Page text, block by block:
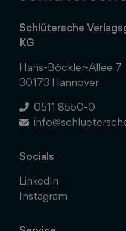
Schlütersche
KG
Hans-Böckler-Allee 7
30173 Hannover
0511 8550-0
Socials
LinkedIn
Instagram